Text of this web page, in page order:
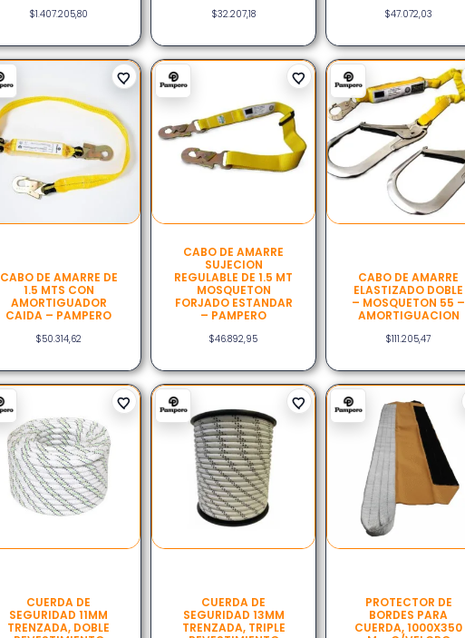
$1.407.205,80 $32.207,18 $47.072,03
CABO DE AMARRE DE
1.5 MTS CON
AMORTIGUADOR
CAIDA – PAMPERO
$50.314,62
CABO DE AMARRE
SUJECION
REGULABLE DE 1.5 MT
MOSQUETON
FORJADO ESTANDAR
– PAMPERO
$46.892,95
CABO DE AMARRE
ELASTIZADO DOBLE
– MOSQUETON 55 –
AMORTIGUACION
$111.205,47
CUERDA DE
SEGURIDAD 11MM
TRENZADA, DOBLE
CUERDA DE
SEGURIDAD 13MM
TRENZADA, TRIPLE
PROTECTOR DE
BORDES PARA
CUERDA, 1000X350